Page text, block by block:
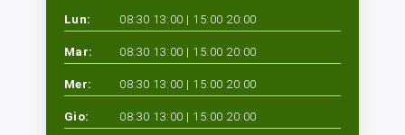
Lun: 08:30 13:00 | 15:00 20:00
Mar: 08:30 13:00 | 15:00 20:00
Mer: 08:30 13:00 | 15:00 20:00
Gio: 08:30 13:00 | 15:00 20:00